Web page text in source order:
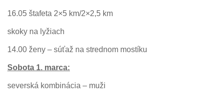
16.05 štafeta 2×5 km/2×2,5 km
skoky na lyžiach
14.00 ženy – súťaž na strednom mostíku
Sobota 1. marca:
severská kombinácia – muži